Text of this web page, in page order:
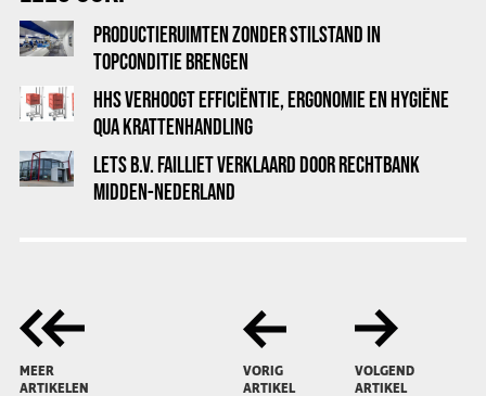
PRODUCTIERUIMTEN ZONDER STILSTAND IN
TOPCONDITIE BRENGEN
HHS VERHOOGT EFFICIËNTIE, ERGONOMIE EN HYGIËNE
QUA KRATTENHANDLING
LETS B.V. FAILLIET VERKLAARD DOOR RECHTBANK
MIDDEN-NEDERLAND
MEER
ARTIKELEN
VORIG
ARTIKEL
VOLGEND
ARTIKEL